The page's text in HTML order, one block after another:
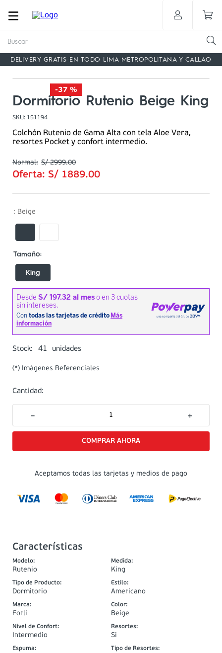
DELIVERY GRATIS EN TODO LIMA METROPOLITANA Y CALLAO
-37 %
Dormitorio Rutenio Beige King
SKU: 151194
Colchón Rutenio de Gama Alta con tela Aloe Vera,
resortes Pocket y confort intermedio.
S/ 2999.00
Oferta: S/ 1889.00
: Beige
King
Stock: 41 unidades
(*) Imágenes Referenciales
Cantidad:
＋
－
Aceptamos todas las tarjetas y medios de pago
Características
Modelo:
Rutenio
Medida:
King
Tipo de Producto:
Dormitorio
Estilo:
Americano
Marca:
Forli
Color:
Beige
Nivel de Confort:
Intermedio
Resortes:
Si
Espuma: Tipo de Resortes: